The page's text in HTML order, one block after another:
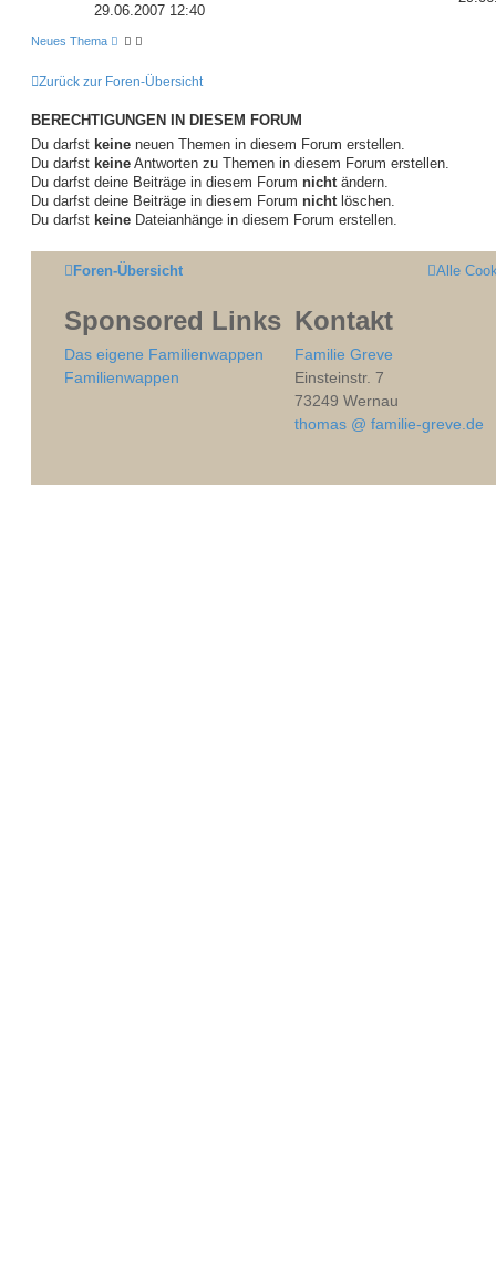
29.06.2007 12:40
Neues Thema
Zurück zur Foren-Übersicht
BERECHTIGUNGEN IN DIESEM FORUM
Du darfst keine neuen Themen in diesem Forum erstellen.
Du darfst keine Antworten zu Themen in diesem Forum erstellen.
Du darfst deine Beiträge in diesem Forum nichtändern.
Du darfst deine Beiträge in diesem Forum nichtlöschen.
Du darfst keine Dateianhänge in diesem Forum erstellen.
Foren-Übersicht Alle
Sponsored Links
Das eigene Familienwappen
Familienwappen
Kontakt
Familie Greve
Einsteinstr. 7
73249 Wernau
thomas @ familie-greve.de